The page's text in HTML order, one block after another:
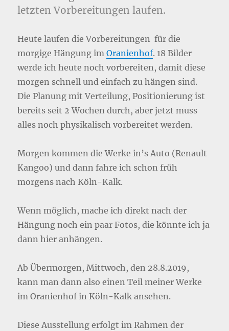
letzten Vorbereitungen laufen.
Heute laufen die Vorbereitungen für die
morgige Hängung imOranienhof. 18 Bilder
werde ich heute noch vorbereiten, damit diese
morgen schnell und einfach zu hängen sind.
Die Planung mit Verteilung, Positionierung ist
bereits seit 2 Wochen durch, aber jetzt muss
alles noch physikalisch vorbereitet werden.
Morgen kommen die Werke in’s Auto (Renault
Kangoo) und dann fahre ich schon früh
morgens nach Köln-Kalk.
Wenn möglich, mache ich direkt nach der
Hängung noch ein paar Fotos, die könnte ich ja
dann hier anhängen.
Ab Übermorgen, Mittwoch, den 28.8.2019,
kann man dann also einen Teil meiner Werke
im Oranienhof in Köln-Kalk ansehen.
Diese Ausstellung erfolgt im Rahmen der